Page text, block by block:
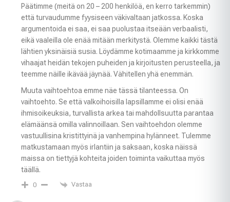
Päätimme (meitä on 20 – 200 henkilöä, en kerro tarkemmin)
että turvaudumme fyysiseen väkivaltaan jatkossa. Koska
argumentoida ei saa, ei saa puolustaa itseään verbaalisti,
eikä vaaleilla ole enää mitään merkitystä. Olemme kaikki tästä
lähtien yksinäisiä susia. Löydämme kotimaamme ja kirkkomme
vihaajat heidän tekojen puheiden ja kirjoitusten perusteella, ja
teemme näille ikävää jäynää. Vähitellen yhä enemmän.
Muuta vaihtoehtoa emme näe tässä tilanteessa. On
vaihtoehto. Se että valkoihoisilla lapsillamme ei olisi enää
ihmisoikeuksia, turvallista arkea tai mahdollsuutta parantaa
elämäänsä omilla valinnoillaan. Sen vaihtoehdon olemme
vastuullisina kristittyinä ja vanhempina hylänneet. Tulemme
matkustamaan myös irlantiin ja saksaan, koska näissä
maissa on tiettyjä kohteita joiden toiminta vaikuttaa myös
täällä.
0 Vastaa